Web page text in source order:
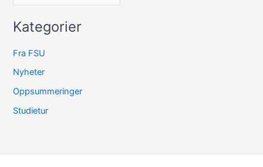
Kategorier
Fra FSU
Nyheter
Oppsummeringer
Studietur